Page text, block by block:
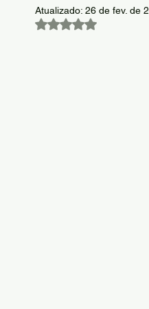
Atualizado: 26 de fev. de
Avaliado com NaN